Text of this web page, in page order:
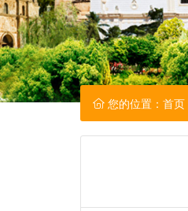
您的位置： 首页